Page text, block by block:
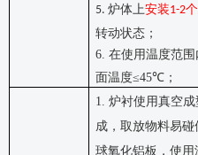
5. 炉体上安装1-2
转动状态；
6. 在使用温度范
面温度≤45℃ ；
1. 炉衬使用真空
成，取放物料易
球氧化铝板，使用